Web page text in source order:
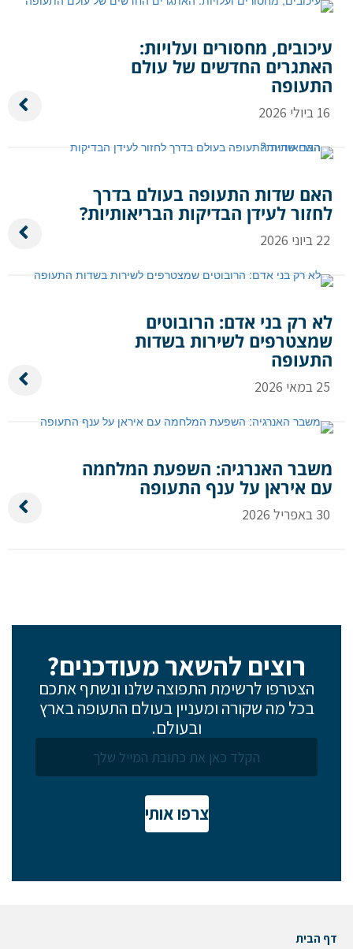
עיכובים, מחסורים ועלויות:
האתגרים החדשים של עולם
התעופה
16 ביולי 2026
האם שדות התעופה בעולם בדרך
לחזור לעידן הבדיקות הבריאותיות?
22 ביוני 2026
לא רק בני אדם: הרובוטים
שמצטרפים לשירות בשדות
התעופה
25 במאי 2026
משבר האנרגיה: השפעת המלחמה
עם איראן על ענף התעופה
30 באפריל 2026
רוצים להשאר מעודכנים?
הצטרפו לרשימת התפוצה שלנו ונשתף אתכם
בכל מה שקורה ומעניין בעולם התעופה בארץ
ובעולם.
צרפו אותי
דף הבית